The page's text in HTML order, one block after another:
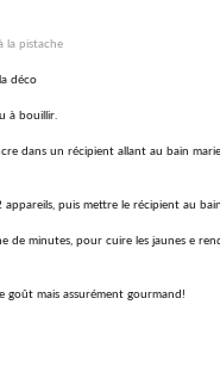
la pistache
déco
à bouillir.
dans un récipient allant au bain
appareils, puis mettre le récipient au
de minutes, pour cuire les jaunes e
mais assurément gourmand!